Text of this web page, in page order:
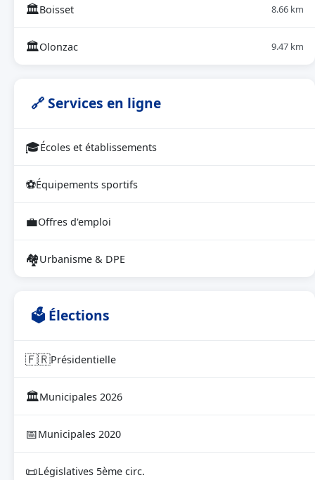
🏛Boisset 8.66 km
🏛Olonzac 9.47 km
🔗 Services en ligne
🎓Écoles et établissements
⚽Équipements sportifs
💼Offres d'emploi
🏘Urbanisme & DPE
🗳 Élections
🇫🇷Présidentielle
🏛Municipales 2026
📅Municipales 2020
📜Législatives 5ème circ.